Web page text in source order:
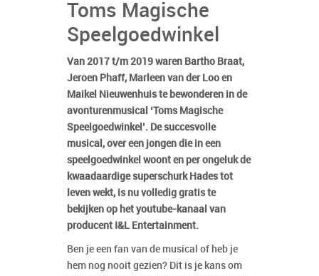
Toms Magische
Speelgoedwinkel
Van 2017 t/m 2019 waren Bartho Braat,
Jeroen Phaff, Marleen van der Loo en
Maikel Nieuwenhuis te bewonderen in de
avonturenmusical ‘Toms Magische
Speelgoedwinkel’. De succesvolle
musical, over een jongen die in een
speelgoedwinkel woont en per ongeluk de
kwaadaardige superschurk Hades tot
leven wekt, is nu volledig gratis te
bekijken op het youtube-kanaal van
producent I&L Entertainment.
Ben je een fan van de musical of heb je
hem nog nooit gezien? Dit is je kans om